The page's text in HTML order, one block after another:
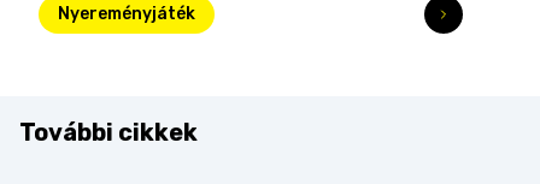
Nyereményjáték
További cikkek